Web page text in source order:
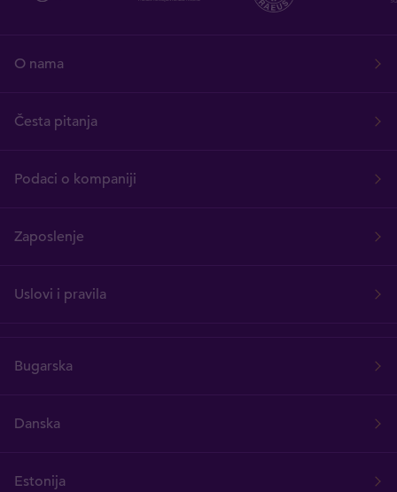
O nama
Česta pitanja
Podaci o kompaniji
Zaposlenje
Uslovi i pravila
Bugarska
Danska
Estonija